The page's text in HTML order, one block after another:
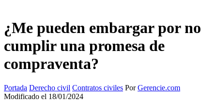
¿Me pueden embargar por no
cumplir una promesa de
compraventa?
Portada Derecho civil Contratos civiles PorGerencie.com
Modificado el 18/01/2024